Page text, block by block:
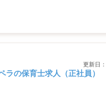
更新日：
の保育士求人（正社員）